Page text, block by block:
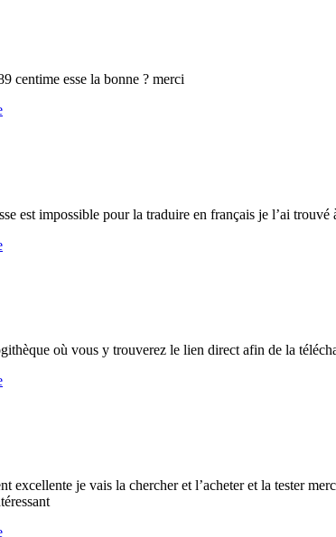
centime esse la bonne ? merci
est impossible pour la traduire en français je l’ai
où vous y trouverez le lien direct afin de la
excellente je vais la chercher et l’acheter et la tester